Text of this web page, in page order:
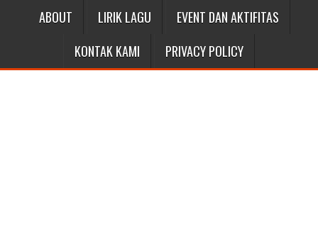
ABOUT LIRIK LAGU
EVENT DAN AKTIFITAS
KONTAK KAMI
PRIVACY POLICY